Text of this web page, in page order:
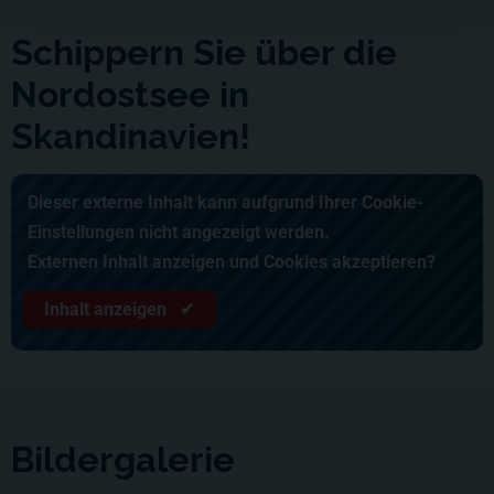
Schippern Sie über die
Nordostsee in
Skandinavien!
Dieser externe Inhalt kann aufgrund Ihrer Cookie-
Einstellungen nicht angezeigt werden.
Externen Inhalt anzeigen und Cookies akzeptieren?
Inhalt anzeigen ✔
Bildergalerie